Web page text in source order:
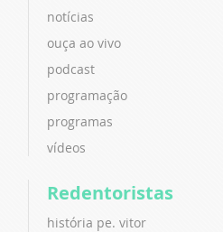
notícias
ouça ao vivo
podcast
programação
programas
vídeos
Redentoristas
história pe. vitor